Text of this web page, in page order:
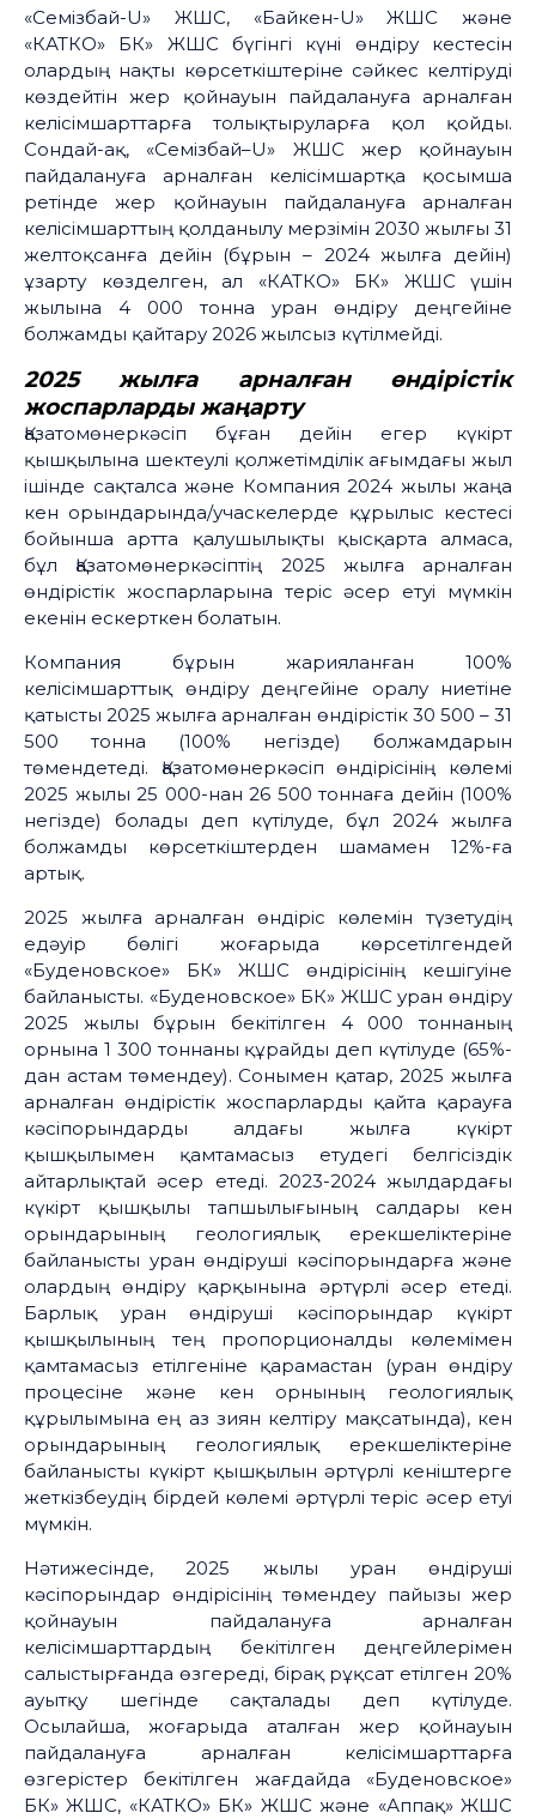
«Семізбай-U» ЖШС, «Байкен-U» ЖШС және
«КАТКО» БК» ЖШС бүгінгі күні өндіру кестесін
олардың нақты көрсеткіштеріне сәйкес келтіруді
көздейтін жер қойнауын пайдалануға арналған
келісімшарттарға толықтыруларға қол қойды.
Сондай-ақ, «Семізбай–U» ЖШС жер қойнауын
пайдалануға арналған келісімшартқа қосымша
ретінде жер қойнауын пайдалануға арналған
келісімшарттың қолданылу мерзімін 2030 жылғы 31
желтоқсанға дейін (бұрын – 2024 жылға дейін)
ұзарту көзделген, ал «КАТКО» БК» ЖШС үшін
жылына 4 000 тонна уран өндіру деңгейіне
болжамды қайтару 2026 жылсыз күтілмейді.
2025жылға арналған
өндірістік
жоспарларды жаңарту
Қазатомөнеркәсіп бұған дейін егер күкірт
қышқылына шектеулі қолжетімділік ағымдағы жыл
ішінде сақталса және Компания 2024 жылы жаңа
кен орындарында/учаскелерде құрылыс кестесі
бойынша артта қалушылықты қысқарта алмаса,
бұл Қазатомөнеркәсіптің 2025 жылға арналған
өндірістік жоспарларына теріс әсер етуі мүмкін
екенін ескерткен болатын.
Компания бұрын жарияланған 100%
келісімшарттық өндіру деңгейіне оралу ниетіне
қатысты 2025 жылға арналған өндірістік 30 500 – 31
500 тонна (100% негізде) болжамдарын
төмендетеді. Қазатомөнеркәсіп өндірісінің көлемі
2025 жылы 25 000-нан 26 500 тоннаға дейін (100%
негізде) болады деп күтілуде, бұл 2024 жылға
болжамды көрсеткіштерден шамамен 12%-ға
артық.
2025 жылға арналған өндіріс көлемін түзетудің
едәуір бөлігі жоғарыда көрсетілгендей
«Буденовское» БК» ЖШС өндірісінің кешігуіне
байланысты. «Буденовское» БК» ЖШС уран өндіру
2025 жылы бұрын бекітілген 4 000 тоннаның
орнына 1 300 тоннаны құрайды деп күтілуде (65%-
дан астам төмендеу). Сонымен қатар, 2025 жылға
арналған өндірістік жоспарларды қайта қарауға
кәсіпорындарды алдағы жылға күкірт
қышқылымен қамтамасыз етудегі белгісіздік
айтарлықтай әсер етеді. 2023-2024 жылдардағы
күкірт қышқылы тапшылығының салдары кен
орындарының геологиялық ерекшеліктеріне
байланысты уран өндіруші кәсіпорындарға және
олардың өндіру қарқынына әртүрлі әсер етеді.
Барлық уран өндіруші кәсіпорындар күкірт
қышқылының тең пропорционалды көлемімен
қамтамасыз етілгеніне қарамастан (уран өндіру
процесіне және кен орнының геологиялық
құрылымына ең аз зиян келтіру мақсатында), кен
орындарының геологиялық ерекшеліктеріне
байланысты күкірт қышқылын әртүрлі кеніштерге
жеткізбеудің бірдей көлемі әртүрлі теріс әсер етуі
мүмкін.
Нәтижесінде, 2025 жылы уран өндіруші
кәсіпорындар өндірісінің төмендеу пайызы жер
қойнауын пайдалануға арналған
келісімшарттардың бекітілген деңгейлерімен
салыстырғанда өзгереді, бірақ рұқсат етілген 20%
ауытқу шегінде сақталады деп күтілуде.
Осылайша, жоғарыда аталған жер қойнауын
пайдалануға арналған келісімшарттарға
өзгерістер бекітілген жағдайда «Буденовское»
БК» ЖШС, «КАТКО» БК» ЖШС және «Аппақ» ЖШС